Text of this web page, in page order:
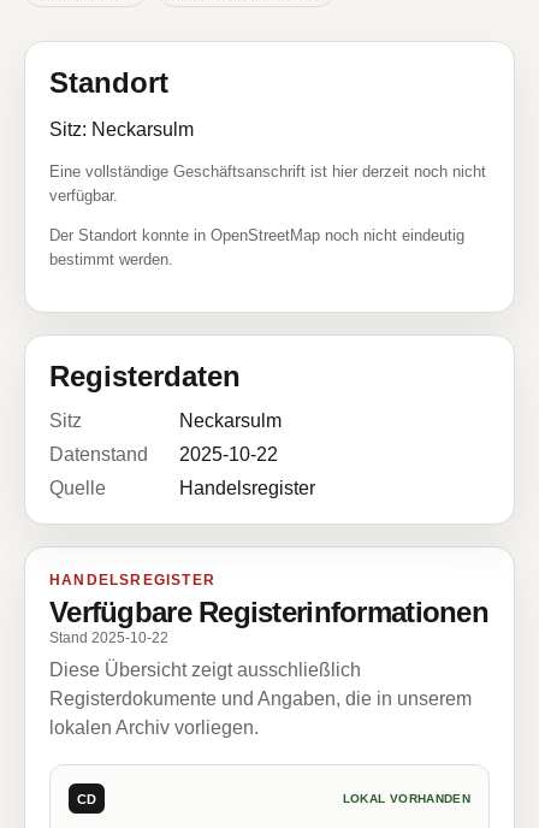
Standort
Sitz: Neckarsulm
Eine vollständige Geschäftsanschrift ist hier derzeit noch nicht
verfügbar.
Der Standort konnte in OpenStreetMap noch nicht eindeutig
bestimmt werden.
Registerdaten
Sitz
Neckarsulm
Datenstand
2025-10-22
Quelle
Handelsregister
HANDELSREGISTER
Verfügbare Registerinformationen
Stand 2025-10-22
Diese Übersicht zeigt ausschließlich
Registerdokumente und Angaben, die in unserem
lokalen Archiv vorliegen.
CD LOKAL VORHANDEN